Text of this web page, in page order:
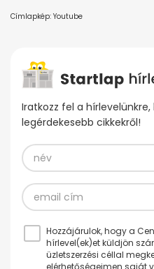
Címlapkép: Youtube
Iratkozz fel a
legérdekesebb cikkekről!
Hozzájárulok, hogy a
hírlevel(ek)et küldjön
üzletszerzési céllal
elérhetőségeimen saját